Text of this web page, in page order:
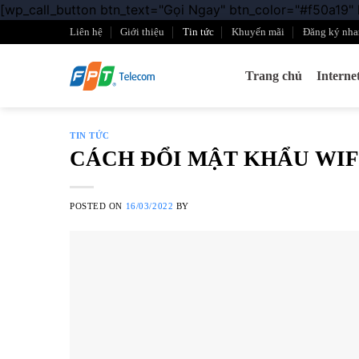
[wp_call_button btn_text="Gọi Ngay" btn_color="#f50a19"
Liên hệ Giới thiệu Tin tức Khuyến mãi Đăng ký
Trang chủ
TIN TỨC
CÁCH ĐỔI MẬT KHẨU
POSTED ON 16/03/2022 BY